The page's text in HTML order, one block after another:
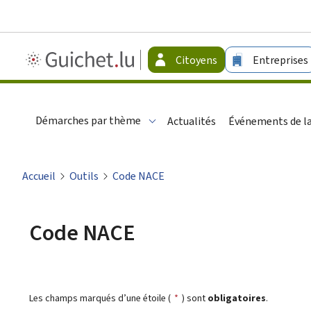
Guichet.lu
-
Citoyens Entreprises
Démarches par thème Actualités Événements de
Accueil Outils Code NACE
Code NACE
Les champs marqués d’une étoile ( * ) sont obligatoires.